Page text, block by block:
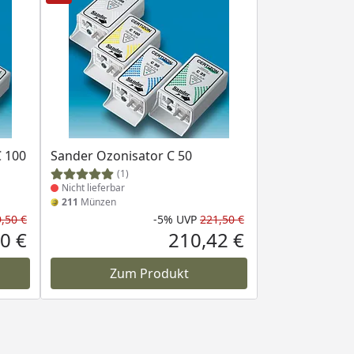
100
Rabatt in Prozent
Ursprünglicher Preis
€
Aktueller Preis
€
Sander Ozonisator C 50
(1)
Produkt nicht lieferbar
Nicht lieferbar
211 Münzen
Rabatt in Prozent
-5%
Ursprünglicher
UVP 221,50 €
Aktueller Preis
210,42 €
Zum Produkt